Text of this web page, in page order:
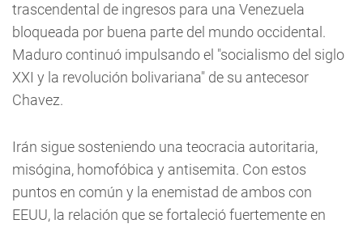
trascendental de ingresos para una Venezuela
bloqueada por buena parte del mundo occidental.
Maduro continuó impulsando el "socialismo del siglo
XXI y la revolución bolivariana" de su antecesor
Chavez.
Irán sigue sosteniendo una teocracia autoritaria,
misógina, homofóbica y antisemita. Con estos
puntos en común y la enemistad de ambos con
EEUU, la relación que se fortaleció fuertemente en